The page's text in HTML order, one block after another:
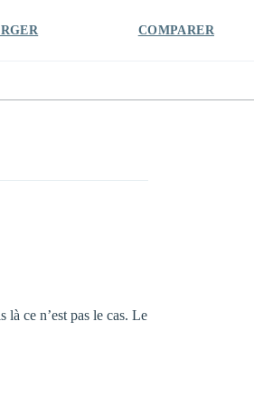
COMPARER
ce n’est pas le cas. Le